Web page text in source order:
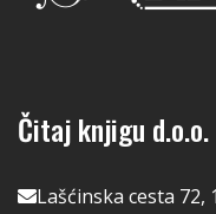
Čitaj knjigu d.o.o.
Lašćinska cesta